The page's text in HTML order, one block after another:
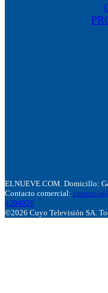
ELNUEVE.COM. Domicillo:
Contacto comercial:
4204020
©2026 Cuyo Televisión SA.